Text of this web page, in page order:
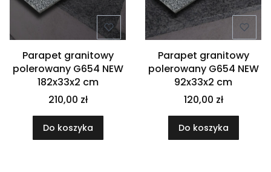
Parapet granitowy
polerowany G654 NEW
182x33x2 cm
210,00 zł
Do koszyka
Parapet granitowy
polerowany G654 NEW
92x33x2 cm
120,00 zł
Do koszyka